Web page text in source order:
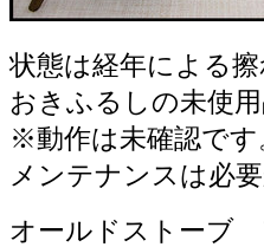
状態は経年による
おきふるしの未使
※動作は未確認で
メンテナンスは必
オールドストーブ